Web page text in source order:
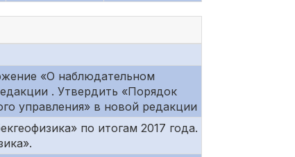
«О наблюдательном
. Утвердить «Порядок
управления» в новой редакции
по итогам 2017 года.